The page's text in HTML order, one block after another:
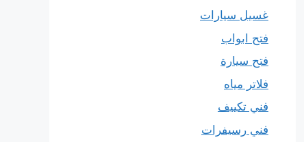
غسيل سيارات
فتح ابواب
فتح سيارة
فلاتر مياه
فني تكييف
فني رسيفرات